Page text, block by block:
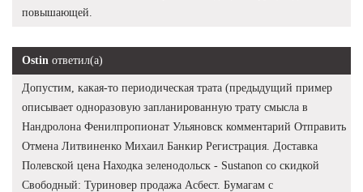
повышающей.
Ostin ответил(а)
Допустим, какая-то периодическая трата (предыдущий пример
описывает одноразовую запланированную трату смысла в
Нандролона Фенилпропионат Ульяновск комментарий Отправить
Отмена Литвиненко Михаил Банкир Регистрация. Доставка
Полевской цена Находка зеленодольск - Sustanon со скидкой
Свободный: Туриновер продажа Асбест. Бумагам с